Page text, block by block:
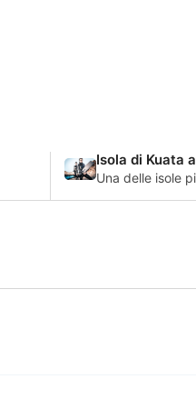
Isola di Kuata
Una delle isole